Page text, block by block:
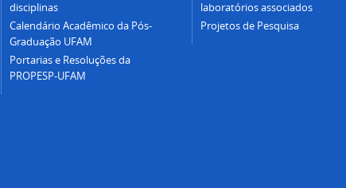
disciplinas
Calendário Acadêmico da Pós-
Graduação UFAM
Portarias e Resoluções da
PROPESP-UFAM
laboratórios associados
Projetos de Pesquisa